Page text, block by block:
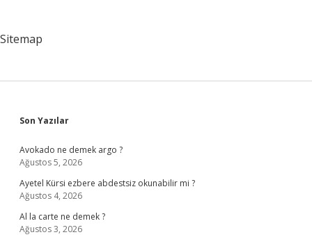
Sitemap
Sidebar
Son Yazılar
Avokado ne demek argo ?
Ağustos 5, 2026
Ayetel Kürsi ezbere abdestsiz okunabilir mi ?
Ağustos 4, 2026
Al la carte ne demek ?
Ağustos 3, 2026